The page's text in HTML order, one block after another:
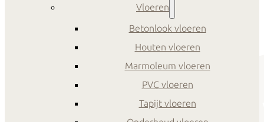
Vloeren
Betonlook vloeren
Houten vloeren
Marmoleum vloeren
PVC vloeren
Tapijt vloeren